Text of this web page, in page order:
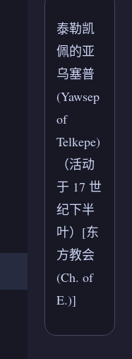
泰勒凯
佩的亚
乌塞普
(Yawsep
of
Telkepe)
（活动
于 17 世
纪下半
叶）[东
方教会
(Ch. of
E.)]